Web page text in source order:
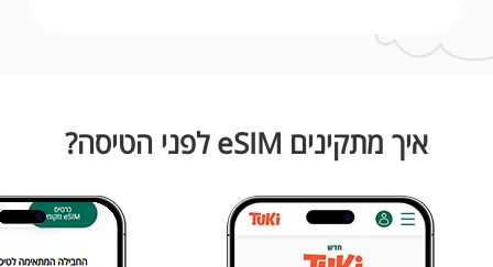
איך מתקינים eSIM לפני הטיסה?